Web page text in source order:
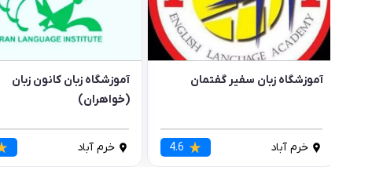
آموزشگاه زبان سفیر گفتمان
خرم آباد 4.6
آموزشگاه زبان کانون زبان
(خواهران)
خرم آباد